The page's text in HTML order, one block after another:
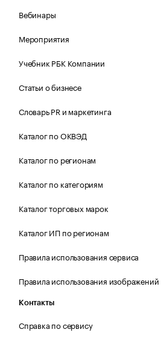
Вебинары
Мероприятия
Учебник РБК Компании
Статьи о бизнесе
Словарь PR и маркетинга
Каталог по ОКВЭД
Каталог по регионам
Каталог по категориям
Каталог торговых марок
Каталог ИП по регионам
Правила использования сервиса
Правила использования изображений
Контакты
Справка по сервису